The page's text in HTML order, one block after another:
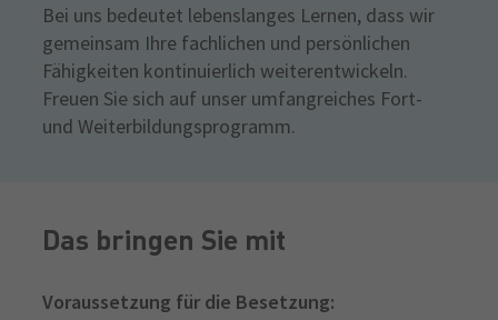
Bei uns bedeutet lebenslanges Lernen, dass wir
gemeinsam Ihre fachlichen und persönlichen
Fähigkeiten kontinuierlich weiterentwickeln.
Freuen Sie sich auf unser umfangreiches Fort-
und Weiterbildungsprogramm.
Das bringen Sie mit
Voraussetzung für die Besetzung: